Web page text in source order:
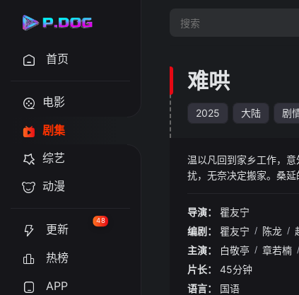
首页
电影
剧集
综艺
动漫
更新
48
热榜
APP
难哄
2025 大陆 剧
温以凡回到家乡工作，
扰，无奈决定搬家。桑
延也跨越城市给予她最
新家，共同经营幸福的生
导演：
瞿友宁
编剧：
瞿友宁 / 陈龙 /
主演：
白敬亭 / 章若楠 /
片长：
45分钟
语言：
国语